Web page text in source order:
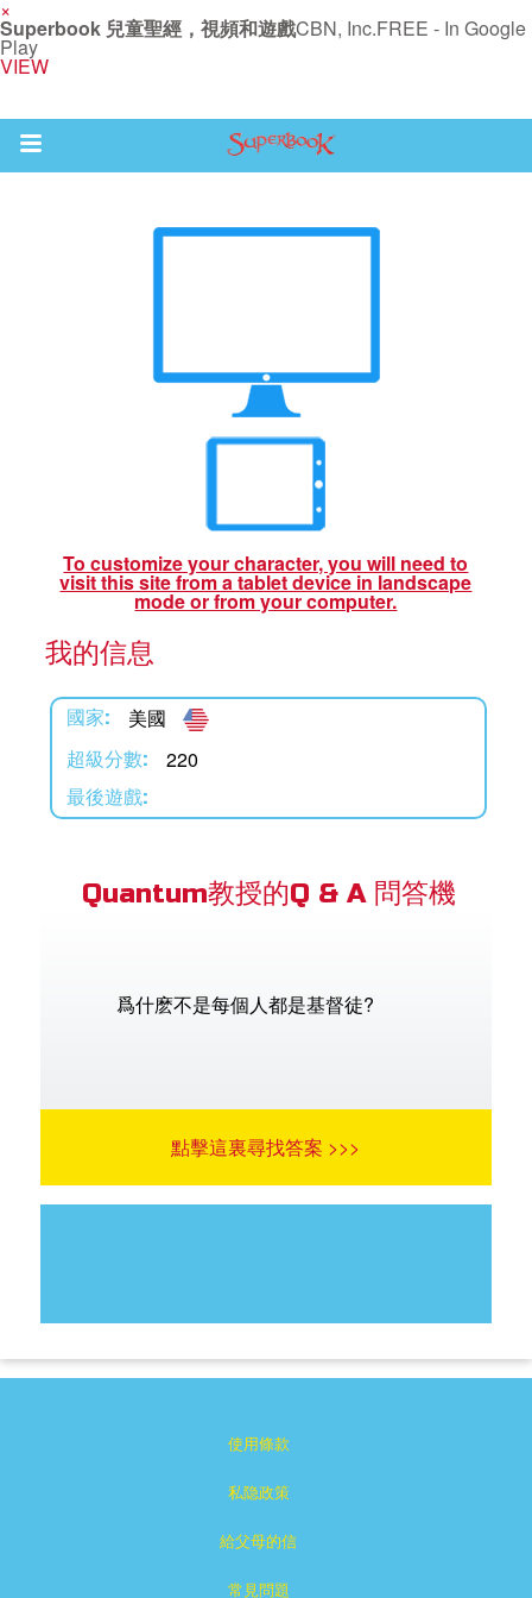
×
Superbook 兒童聖經，視頻和遊戲CBN, Inc.FREE - In Google
Play
VIEW
Return to Content
To customize your character, you will need to
visit this site from a tablet device in landscape
mode or from your computer.
我的信息
國家: 美國
超級分數: 220
最後遊戲:
Quantum教授的Q & A 問答機
爲什麽不是每個人都是基督徒?
點擊這裏尋找答案 >>>
使用條款
私隐政策
給父母的信
常見問題